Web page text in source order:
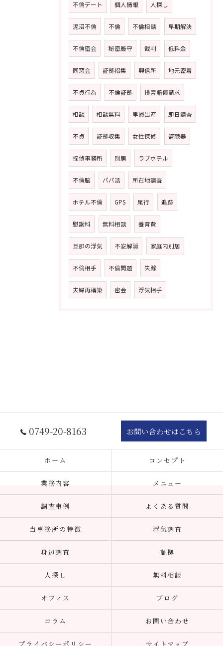
不倫デート 個人情報 人探し
泥沼不倫 不倫 不倫相談 早期解決
不倫密会 秘密厳守 裁判 低料金
同窓会 証拠招集 興信所 地元密着
不貞行為 不倫証拠 損害賠償請求
相談 相談無料 里帰出産 即日調査
不貞 証拠収集 女性探偵 盗聴器
探偵事務所 別居 ラブホテル
不倫脳 パパ活 所在地調査
ホテル不倫 GPS 尾行 追跡
慰謝料 無料相談 養育費
旦那の浮気 不安解消 家庭内別居
不倫相手 不倫問題 失踪
夫婦再構築 密会 浮気相手
0749-20-8163 お問い合わせはこちら
ホーム コンセプト
業務内容 メニュー
調査事例 よくある質問
当事務所の特徴 浮気調査
身辺調査 証拠
人探し 無料相談
オフィス ブログ
コラム お問い合わせ
プライバシーポリシー サイトマップ